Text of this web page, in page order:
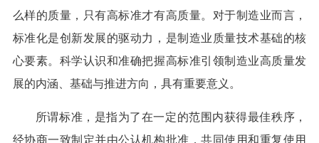
么样的质量，只有高标准才有高质量。对于制造业而言，
标准化是创新发展的驱动力，是制造业质量技术基础的核
心要素。科学认识和准确把握高标准引领制造业高质量发
展的内涵、基础与推进方向，具有重要意义。
所谓标准，是指为了在一定的范围内获得最佳秩序，
经协商一致制定并由公认机构批准，共同使用和重复使用